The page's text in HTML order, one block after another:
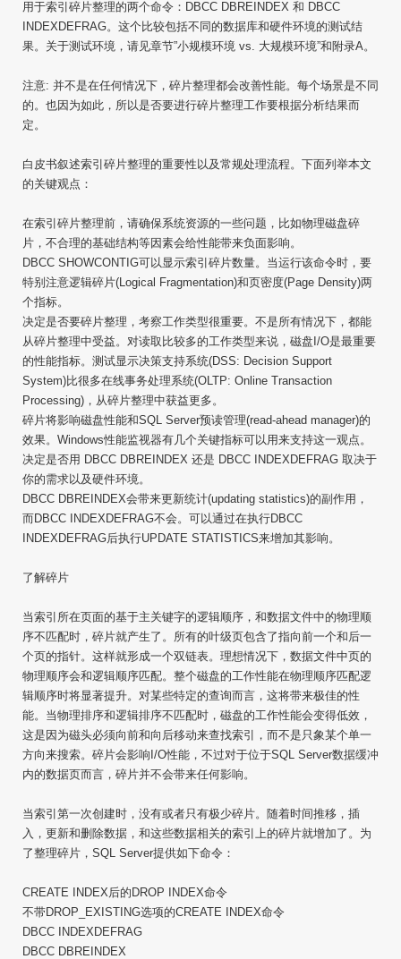
用于索引碎片整理的两个命令：DBCC DBREINDEX 和 DBCC
INDEXDEFRAG。这个比较包括不同的数据库和硬件环境的测试结
果。关于测试环境，请见章节”小规模环境 vs. 大规模环境”和附录A。
注意: 并不是在任何情况下，碎片整理都会改善性能。每个场景是不同
的。也因为如此，所以是否要进行碎片整理工作要根据分析结果而
定。
白皮书叙述索引碎片整理的重要性以及常规处理流程。下面列举本文
的关键观点：
在索引碎片整理前，请确保系统资源的一些问题，比如物理磁盘碎
片，不合理的基础结构等因素会给性能带来负面影响。
DBCC SHOWCONTIG可以显示索引碎片数量。当运行该命令时，要
特别注意逻辑碎片(Logical Fragmentation)和页密度(Page Density)两
个指标。
决定是否要碎片整理，考察工作类型很重要。不是所有情况下，都能
从碎片整理中受益。对读取比较多的工作类型来说，磁盘I/O是最重要
的性能指标。测试显示决策支持系统(DSS: Decision Support
System)比很多在线事务处理系统(OLTP: Online Transaction
Processing)，从碎片整理中获益更多。
碎片将影响磁盘性能和SQL Server预读管理(read-ahead manager)的
效果。Windows性能监视器有几个关键指标可以用来支持这一观点。
决定是否用 DBCC DBREINDEX 还是 DBCC INDEXDEFRAG 取决于
你的需求以及硬件环境。
DBCC DBREINDEX会带来更新统计(updating statistics)的副作用，
而DBCC INDEXDEFRAG不会。可以通过在执行DBCC
INDEXDEFRAG后执行UPDATE STATISTICS来增加其影响。
了解碎片
当索引所在页面的基于主关键字的逻辑顺序，和数据文件中的物理顺
序不匹配时，碎片就产生了。所有的叶级页包含了指向前一个和后一
个页的指针。这样就形成一个双链表。理想情况下，数据文件中页的
物理顺序会和逻辑顺序匹配。整个磁盘的工作性能在物理顺序匹配逻
辑顺序时将显著提升。对某些特定的查询而言，这将带来极佳的性
能。当物理排序和逻辑排序不匹配时，磁盘的工作性能会变得低效，
这是因为磁头必须向前和向后移动来查找索引，而不是只象某个单一
方向来搜索。碎片会影响I/O性能，不过对于位于SQL Server数据缓冲
内的数据页而言，碎片并不会带来任何影响。
当索引第一次创建时，没有或者只有极少碎片。随着时间推移，插
入，更新和删除数据，和这些数据相关的索引上的碎片就增加了。为
了整理碎片，SQL Server提供如下命令：
CREATE INDEX后的DROP INDEX命令
不带DROP_EXISTING选项的CREATE INDEX命令
DBCC INDEXDEFRAG
DBCC DBREINDEX